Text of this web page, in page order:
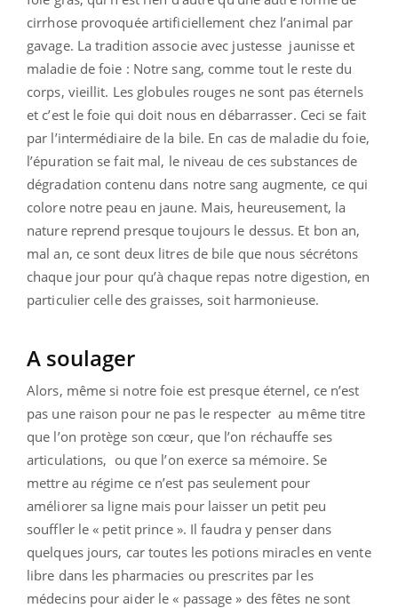
cirrhose provoquée artificiellement chez l’animal par
gavage. La tradition associe avec justesse jaunisse et
maladie de foie : Notre sang, comme tout le reste du
corps, vieillit. Les globules rouges ne sont pas éternels
et c’est le foie qui doit nous en débarrasser. Ceci se fait
par l’intermédiaire de la bile. En cas de maladie du foie,
l’épuration se fait mal, le niveau de ces substances de
dégradation contenu dans notre sang augmente, ce qui
colore notre peau en jaune. Mais, heureusement, la
nature reprend presque toujours le dessus. Et bon an,
mal an, ce sont deux litres de bile que nous sécrétons
chaque jour pour qu’à chaque repas notre digestion, en
particulier celle des graisses, soit harmonieuse.
A soulager
Alors, même si notre foie est presque éternel, ce n’est
pas une raison pour ne pas le respecter au même titre
que l’on protège son cœur, que l’on réchauffe ses
articulations, ou que l’on exerce sa mémoire. Se
mettre au régime ce n’est pas seulement pour
améliorer sa ligne mais pour laisser un petit peu
souffler le « petit prince ». Il faudra y penser dans
quelques jours, car toutes les potions miracles en vente
libre dans les pharmacies ou prescrites par les
médecins pour aider le « passage » des fêtes ne sont